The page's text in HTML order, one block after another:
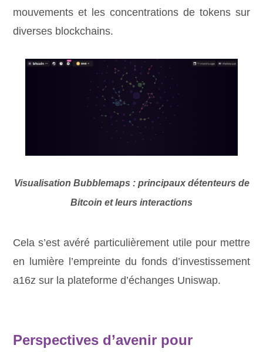
mouvements et les concentrations de tokens sur
diverses blockchains.
Visualisation Bubblemaps : principaux détenteurs de
Bitcoin et leurs interactions
Cela s’est avéré particulièrement utile pour mettre
en lumière l’empreinte du fonds d’investissement
a16z sur la plateforme d’échanges Uniswap.
Perspectives d’avenir pour